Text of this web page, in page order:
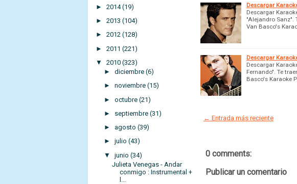
► 2014 (19)
► 2013 (104)
► 2012 (128)
► 2011 (221)
▼
2010 (323)
► diciembre (6)
► noviembre (15)
► octubre (21)
► septiembre (31)
► agosto (39)
► julio (43)
▼
junio (34)
Julieta Venegas - Andar
conmigo : Instrumental +
Descargar
Descargar
"Alejandro Sanz".
Van Basco's
Descargar
Descargar
Fernando". Te
Basco's Karaoke
← Entrada más reciente
0 comments:
Publicar un comentario